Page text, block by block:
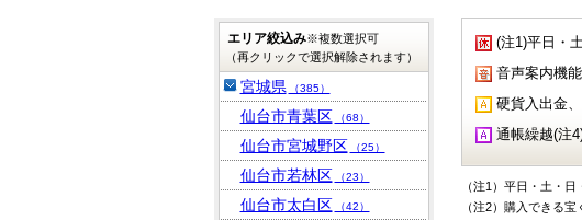
(注1)平日・
音声案内機能
硬貨入出金
通帳繰越(注
（注1）平日・土・
（注2）購入できる
エリア絞込み※複数選択可
（再クリックで選択解除されます）
宮城県 （385）
仙台市青葉区 （68）
仙台市宮城野区 （25）
仙台市若林区 （23）
仙台市太白区 （42）